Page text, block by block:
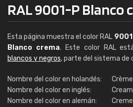
RAL 9001-P Blanco
Esta página muestra el color RAL
Blanco crema. Este color RAL
blancos y negros, parte del sistema de
Nombre del color en holandés:
Nombre del color en inglés:
Cream
Nombre del color en alemán: